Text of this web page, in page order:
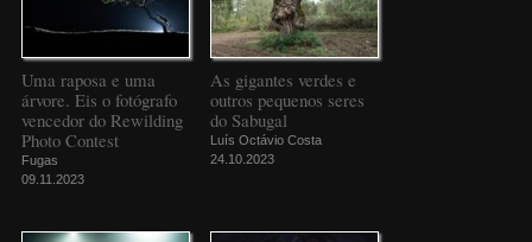
Uma raposa e uma
árvore. Eis o fotógrafo
vencedor do Rewilding
Photo Contest
Fugas
09.11.2023
As gigantes verdes e
outros pequenos seres
do Sabugal
Luís Octávio Costa
24.10.2023